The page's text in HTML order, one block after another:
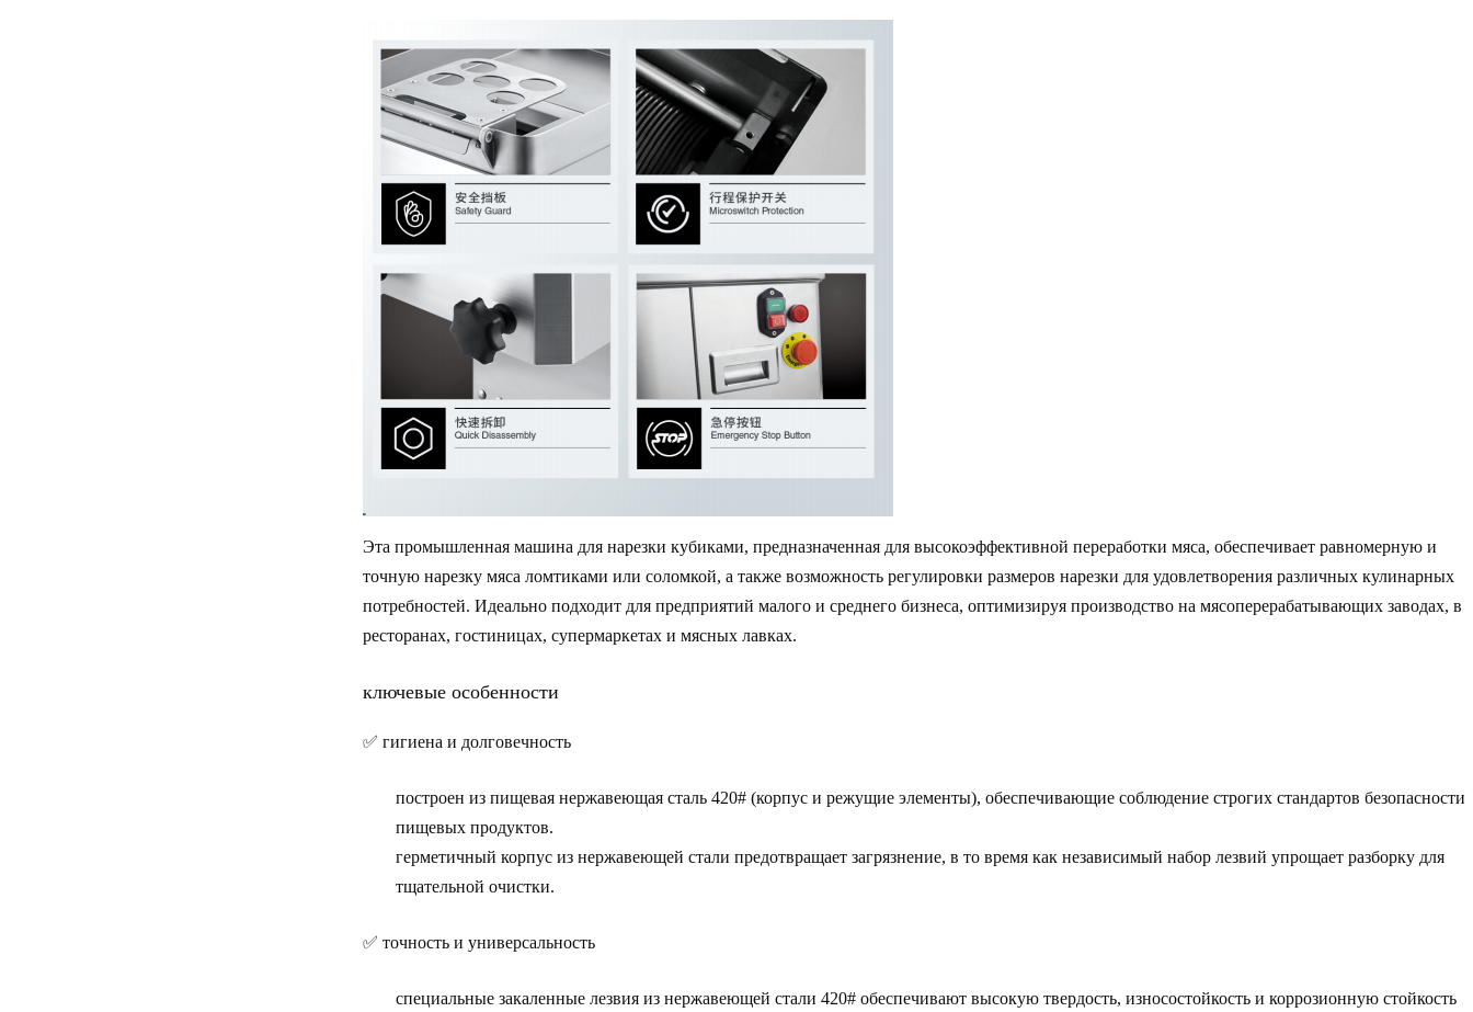
Эта промышленная машина для нарезки кубиками, предназначенная для высокоэффективной переработки мяса, обеспечивает равномерную и
точную нарезку мяса ломтиками или соломкой, а также возможность регулировки размеров нарезки для удовлетворения различных кулинарных
потребностей. Идеально подходит для предприятий малого и среднего бизнеса, оптимизируя производство на мясоперерабатывающих заводах, в
ресторанах, гостиницах, супермаркетах и мясных лавках.
ключевые особенности
✅ гигиена и долговечность
построен из пищевая нержавеющая сталь 420#(корпус и режущие элементы), обеспечивающие соблюдение строгих стандартов безопасности
пищевых продуктов.
герметичный корпус из нержавеющей стали предотвращает загрязнение, в то время как независимый набор лезвий упрощает разборку для
тщательной очистки.
✅ точность и универсальность
специальные закаленные лезвия из нержавеющей стали 420#обеспечивают высокую твердость, износостойкость и коррозионную стойкость